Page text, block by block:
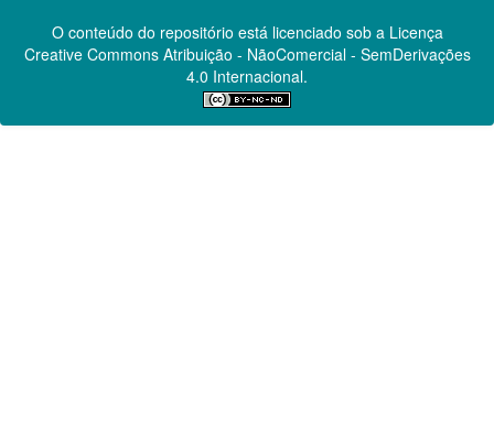
O conteúdo do repositório está licenciado sob a Licença
Creative CommonsAtribuição - NãoComercial - SemDerivações
4.0 Internacional.